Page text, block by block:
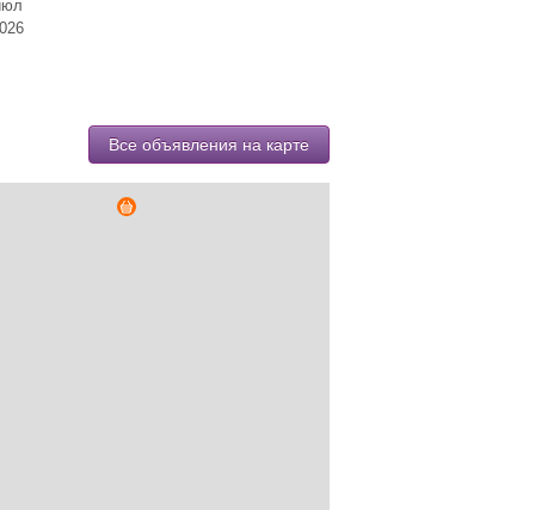
Все объявления на карте